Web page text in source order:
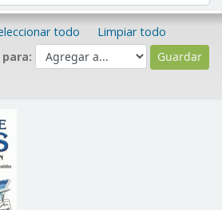
todo
Limpiar todo